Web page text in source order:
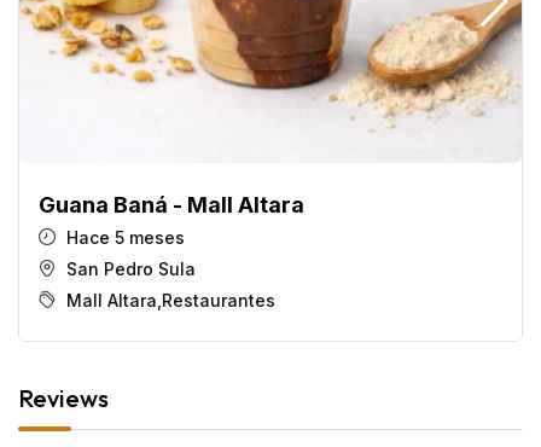
Guana Baná - Mall Altara
Hace 5 meses
San Pedro Sula
Mall Altara Restaurantes
Reviews